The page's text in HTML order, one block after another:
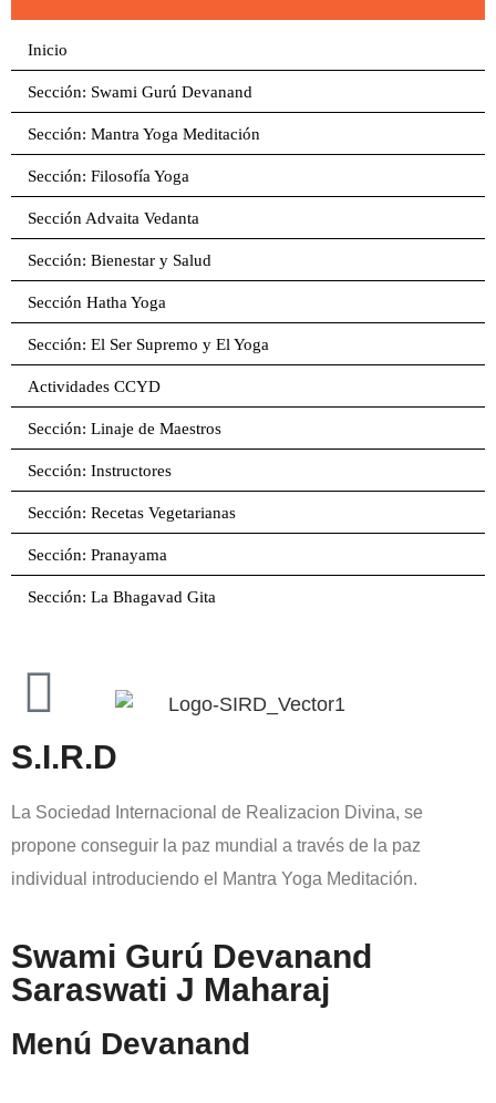
Inicio
Sección: Swami Gurú Devanand
Sección: Mantra Yoga Meditación
Sección: Filosofía Yoga
Sección Advaita Vedanta
Sección: Bienestar y Salud
Sección Hatha Yoga
Sección: El Ser Supremo y El Yoga
Actividades CCYD
Sección: Linaje de Maestros
Sección: Instructores
Sección: Recetas Vegetarianas
Sección: Pranayama
Sección: La Bhagavad Gita
S.I.R.D
La Sociedad Internacional de Realizacion Divina, se
propone conseguir la paz mundial a través de la paz
individual introduciendo el Mantra Yoga Meditación.
Swami Gurú Devanand
Saraswati J Maharaj
Menú Devanand